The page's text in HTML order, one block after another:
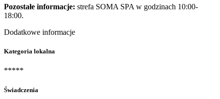
Pozostałe informacje: strefa SOMA SPA w godzinach 10:00-
18:00.
Dodatkowe informacje
Kategoria lokalna
*****
Świadczenia